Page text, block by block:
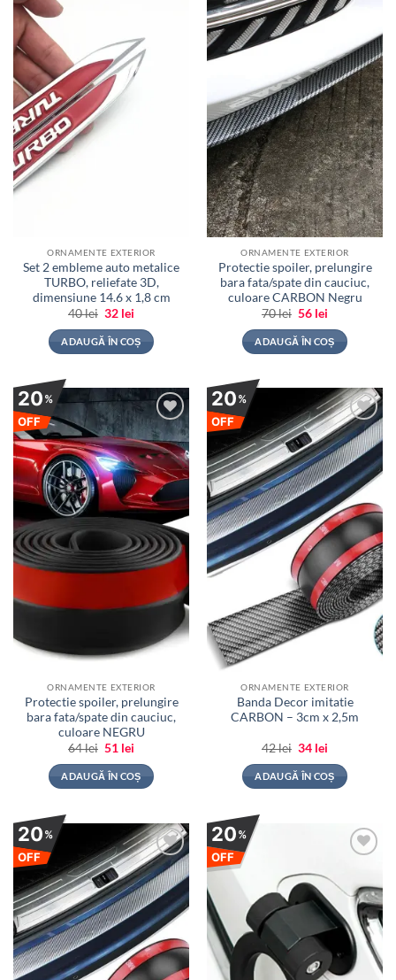
ORNAMENTE EXTERIOR
Set 2 embleme auto metalice
TURBO, reliefate 3D,
dimensiune 14.6 x 1,8 cm
40lei Prețul
a
fost:
40 lei.
32 lei
este:
32 lei.
ADAUGĂ ÎN COȘ
ORNAMENTE EXTERIOR
Protectie spoiler, prelungire
bara fata/spate din cauciuc,
culoare CARBON Negru
70lei Prețul
a
fost:
70 lei.
56 lei
este:
56 lei.
ADAUGĂ ÎN COȘ
20%
OFF
Adauga
la
favorite
ORNAMENTE EXTERIOR
Protectie spoiler, prelungire
bara fata/spate din cauciuc,
culoare NEGRU
64lei Prețul
a
fost:
64 lei.
51 lei
este:
51 lei.
ADAUGĂ ÎN COȘ
20%
OFF
Adauga
la
favorite
ORNAMENTE EXTERIOR
Banda Decor imitatie
CARBON – 3cm x 2,5m
42lei Prețul
a
fost:
42 lei.
34 lei
este:
34 lei.
ADAUGĂ ÎN COȘ
20%
OFF
Adauga
la
favorite
20%
OFF
favorite